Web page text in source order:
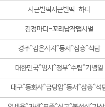
시근벌떡시근벌떡-하다
검정마디-꼬리납작맵시벌
경주^감은사지^동서^삼층^석탑
대한민국^임시^정부^수립^기념일
대구^동화사^금당암^동서^삼층^석